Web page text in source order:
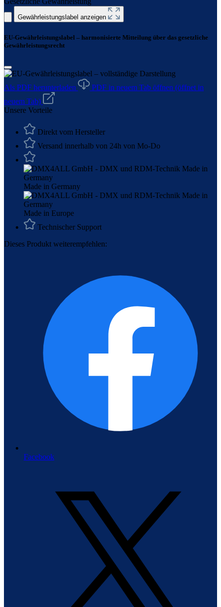
Gewährleistungslabel anzeigen
EU-Gewährleistungslabel – harmonisierte Mitteilung über das gesetzliche
Gewährleistungsrecht
Als PDF herunterladen PDF in neuem Tab öffnen (öffnet in
neuem Tab)
Unsere Vorteile
Direkt vom Hersteller
Versand innerhalb von 24h von Mo-Do
Made in Germany
Made in Europe
Technischer Support
Dieses Produkt weiterempfehlen:
Facebook